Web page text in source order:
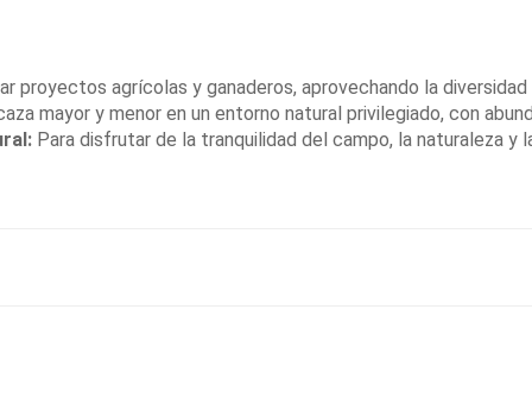
proyectos agrícolas y ganaderos, aprovechando la
mayor y menor en un entorno natural privilegiado, con
Para disfrutar de la tranquilidad del campo, la naturaleza y